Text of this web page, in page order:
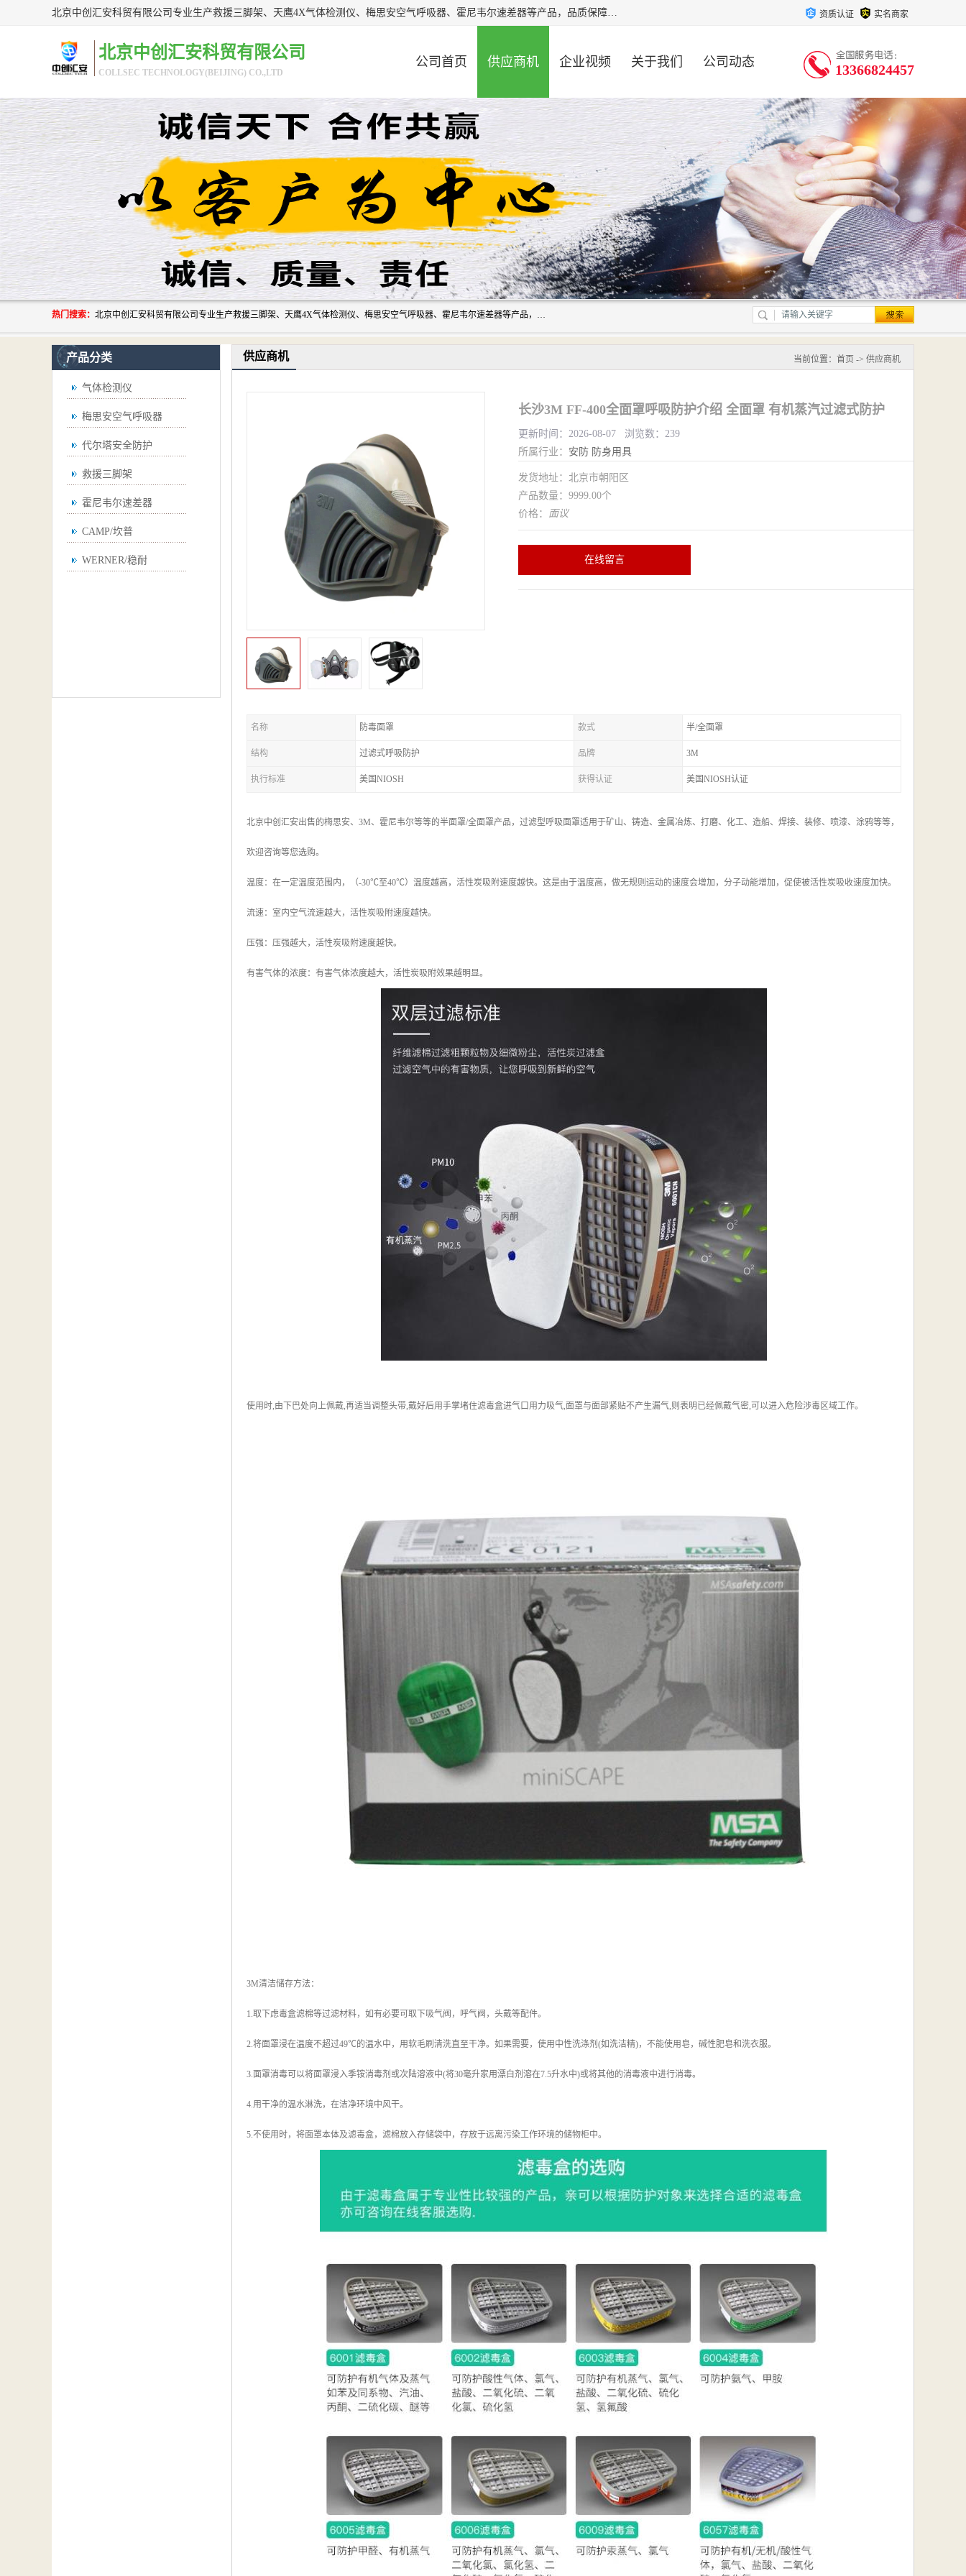
北京中创汇安科贸有限公司专业生产救援三脚架、天鹰4X气体检测仪、梅思安空气呼吸器、霍尼韦尔速差器等产品，品质保障，价格合理，欢迎在线致电咨询。 资质认证 实名商家
北京中创汇安科贸有限公司
COLLSEC TECHNOLOGY(BEIJING) CO.,LTD
公司首页 供应商机 企业视频 关于我们 公司动态 13366824457
热门搜索： 北京中创汇安科贸有限公司专业生产救援三脚架、天鹰4X气体检测仪、梅思安空气呼吸器、霍尼韦尔速差器等产品，品质保障，价格合理，欢迎在线致电咨询。
产品分类
气体检测仪
梅思安空气呼吸器
代尔塔安全防护
救援三脚架
霍尼韦尔速差器
CAMP/坎普
WERNER/稳耐
供应商机 当前位置： 首页 -> 供应商机
长沙3M FF-400全面罩呼吸防护介绍 全面罩 有机蒸汽过滤式防护
更新时间：2026-08-07 浏览数：239
所属行业： 安防 防身用具
发货地址：北京市朝阳区
产品数量：9999.00个
价格： 面议
在线留言
名称 防毒面罩 款式 半/全面罩
结构 过滤式呼吸防护 品牌 3M
执行标准 美国NIOSH 获得认证 美国NIOSH认证
北京中创汇安出售的梅思安、3M、霍尼韦尔等等的半面罩/全面罩产品，过滤型呼吸面罩适用于矿山、铸造、金属冶炼、打磨、化工、造船、焊接、装修、喷漆、涂鸦等等，
欢迎咨询等您选购。
温度：在一定温度范围内，（-30℃至40℃）温度越高，活性炭吸附速度越快。这是由于温度高，做无规则运动的速度会增加，分子动能增加，促使被活性炭吸收速度加快。
流速：室内空气流速越大，活性炭吸附速度越快。
压强：压强越大，活性炭吸附速度越快。
有害气体的浓度：有害气体浓度越大，活性炭吸附效果越明显。
使用时,由下巴处向上佩戴,再适当调整头带,戴好后用手掌堵住滤毒盒进气口用力吸气,面罩与面部紧贴不产生漏气,则表明已经佩戴气密,可以进入危险涉毒区域工作。
3M清洁储存方法：
1.取下虑毒盒滤棉等过滤材料，如有必要可取下吸气阀，呼气阀，头戴等配件。
2.将面罩浸在温度不超过49℃的温水中，用软毛刷清洗直至干净。如果需要，使用中性洗涤剂(如洗洁精)，不能使用皂，碱性肥皂和洗衣服。
3.面罩消毒可以将面罩浸入季铵消毒剂或次陆溶液中(将30毫升家用漂白剂溶在7.5升水中)或将其他的消毒液中进行消毒。
4.用干净的温水淋洗，在洁净环境中风干。
5.不使用时，将面罩本体及滤毒盒，滤棉放入存储袋中，存放于远离污染工作环境的储物柜中。